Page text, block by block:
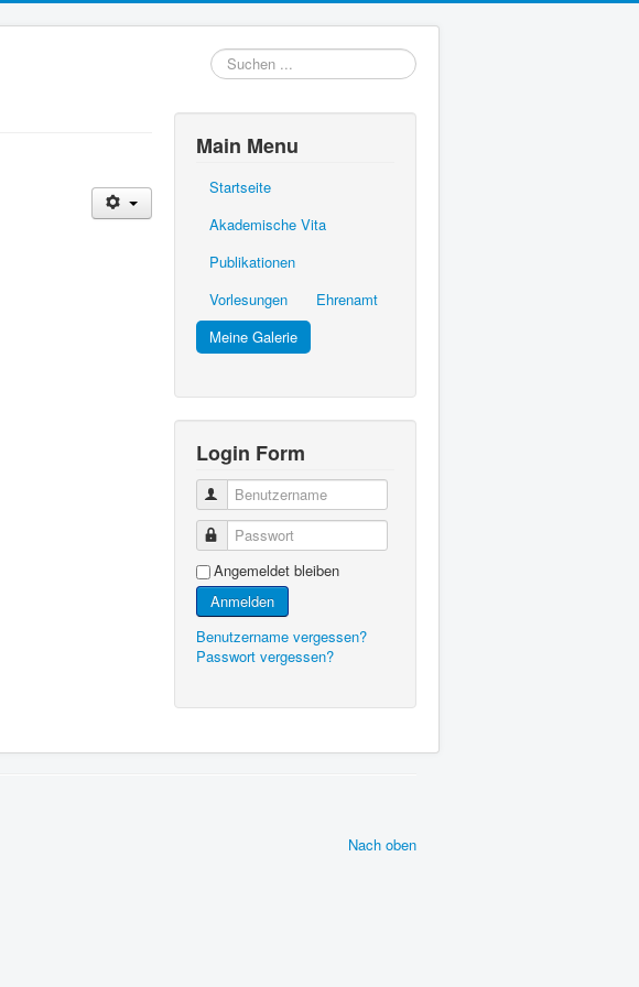
Suchen
...
Main Menu
Startseite
Akademische Vita
Publikationen
Vorlesungen
Ehrenamt
Meine Galerie
Login Form
Benutzername
Passwort
Angemeldet bleiben
Anmelden
Benutzername vergessen?
Passwort vergessen?
Nach oben